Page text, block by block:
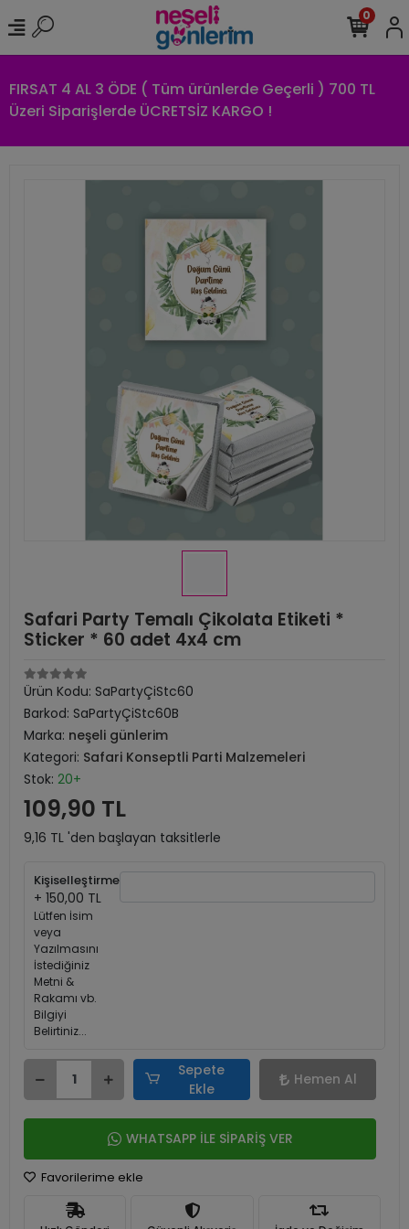
FIRSAT 4 AL 3 ÖDE ( Tüm ürünlerde Geçerli ) 700 TL
Üzeri Siparişlerde ÜCRETSİZ KARGO !
0
Safari Party Temalı Çikolata Etiketi *
Sticker * 60 adet 4x4 cm
Ürün Kodu: SaPartyÇiStc60
Barkod: SaPartyÇiStc60B
Marka: neşeli günlerim
Kategori: Safari Konseptli Parti Malzemeleri
Stok: 20+
109,90 TL
9,16 TL 'den başlayan taksitlerle
Kişiselleştirme
+ 150,00 TL
Lütfen İsim
veya
Yazılmasını
İstediğiniz
Metni &
Rakamı vb.
Bilgiyi
Belirtiniz...
Sepete
Ekle
Hemen Al
WHATSAPP İLE SİPARİŞ VER
Favorilerime ekle